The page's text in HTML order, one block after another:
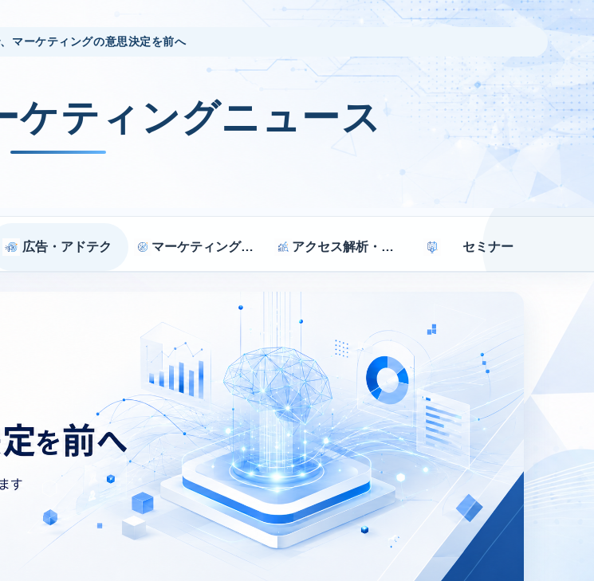
マーケティングの意思決定を前へ
ケティングニュース
広告・アドテク マーケティング戦略 アクセス解析・効果測定 セミナー